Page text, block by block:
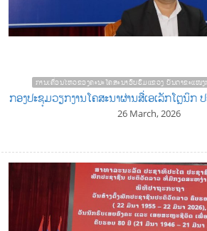
ການເຄື່ອນໄຫວຂອງຄະນະໂຄສະນາອົບຮົມແຂວງ ບັນດາຂະແໜ
ກອງປະຊຸມວຽກງານໂຄສະນາຜ່ານສື່ເອເລັກໂຕຼນິກ
26 March, 2026